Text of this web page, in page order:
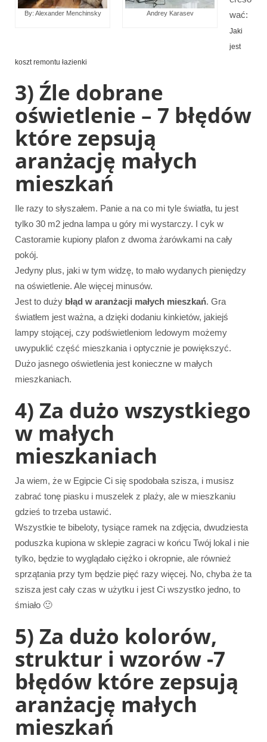
By: Alexander Menchinsky Andrey Karasev
wać:
Jaki
jest
koszt remontu łazienki
3) Źle dobrane
oświetlenie – 7 błędów
które zepsują
aranżację małych
mieszkań
Ile razy to słyszałem. Panie a na co mi tyle światła, tu jest
tylko 30 m2 jedna lampa u góry mi wystarczy. I cyk w
Castoramie kupiony plafon z dwoma żarówkami na cały
pokój.
Jedyny plus, jaki w tym widzę, to mało wydanych pieniędzy
na oświetlenie. Ale więcej minusów.
Jest to duży błąd w aranżacji małych mieszkań. Gra
światłem jest ważna, a dzięki dodaniu kinkietów, jakiejś
lampy stojącej, czy podświetleniom ledowym możemy
uwypuklić część mieszkania i optycznie je powiększyć.
Dużo jasnego oświetlenia jest konieczne w małych
mieszkaniach.
4) Za dużo wszystkiego
w małych
mieszkaniach
Ja wiem, że w Egipcie Ci się spodobała szisza, i musisz
zabrać tonę piasku i muszelek z plaży, ale w mieszkaniu
gdzieś to trzeba ustawić.
Wszystkie te bibeloty, tysiące ramek na zdjęcia, dwudziesta
poduszka kupiona w sklepie zagraci w końcu Twój lokal i nie
tylko, będzie to wyglądało ciężko i okropnie, ale również
sprzątania przy tym będzie pięć razy więcej. No, chyba że ta
szisza jest cały czas w użytku i jest Ci wszystko jedno, to
śmiało 🙂
5) Za dużo kolorów,
struktur i wzorów -7
błędów które zepsują
aranżację małych
mieszkań